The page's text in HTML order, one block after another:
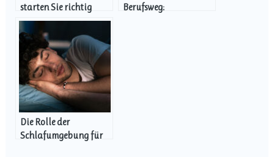
starten Sie richtig
Berufsweg:
Die Rolle der
Schlafumgebung für